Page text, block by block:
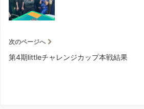
次のページへ
第4期littleチャレンジカップ本戦結果